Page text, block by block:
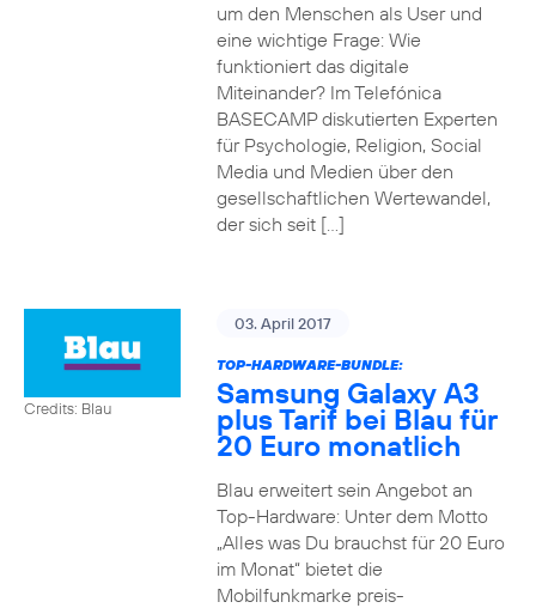
um den Menschen als User und
eine wichtige Frage: Wie
funktioniert das digitale
Miteinander? Im Telefónica
BASECAMP diskutierten Experten
für Psychologie, Religion, Social
Media und Medien über den
gesellschaftlichen Wertewandel,
der sich seit […]
Credits: Blau
03. April 2017
TOP-HARDWARE-BUNDLE:
Samsung Galaxy A3
plus Tarif bei Blau für
20 Euro monatlich
Blau erweitert sein Angebot an
Top-Hardware: Unter dem Motto
„Alles was Du brauchst für 20 Euro
im Monat“ bietet die
Mobilfunkmarke preis-